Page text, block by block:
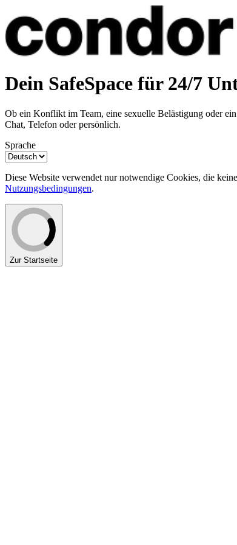
Dein SafeSpace für 24/7
Ob ein Konflikt im Team, eine sexuelle Belästigung oder
Chat, Telefon oder persönlich.
Sprache
Diese Website verwendet nur notwendige Cookies, die
Nutzungsbedingungen.
Zur Startseite